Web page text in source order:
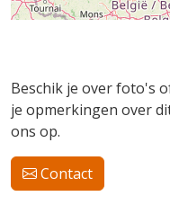
Beschik je over foto's
je opmerkingen over
ons op.
Contact